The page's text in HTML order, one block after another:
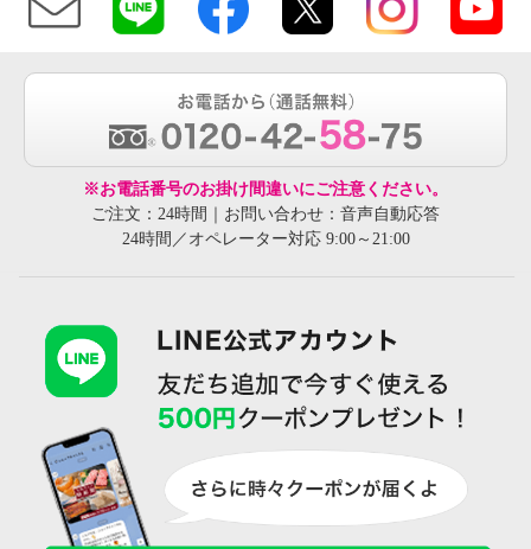
※お電話番号のお掛け間違いにご注意ください。
ご注文：24時間｜お問い合わせ：音声自動応答
24時間／オペレーター対応 9:00～21:00